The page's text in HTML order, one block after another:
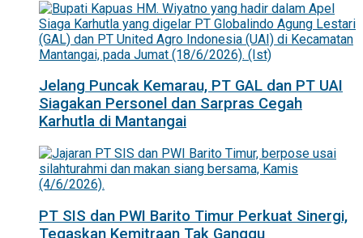
Jelang Puncak Kemarau, PT GAL dan PT UAI
Siagakan Personel dan Sarpras Cegah
Karhutla di Mantangai
PT SIS dan PWI Barito Timur Perkuat Sinergi,
Tegaskan Kemitraan Tak Ganggu